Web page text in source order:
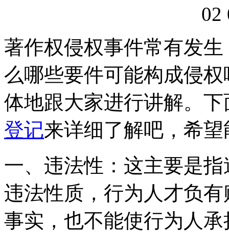
02
著作权侵权事件常有发
么哪些要件可能构成侵
体地跟大家进行讲解。
登记来详细了解吧，希
一、违法性：这主要是
违法性质，行为人才负
事实，也不能使行为人